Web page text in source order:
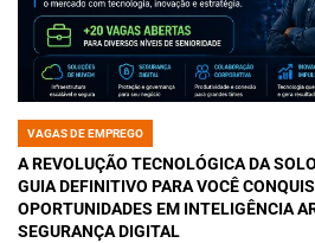
POSTED
IN
VAGAS DE EMPREGO
A REVOLUÇÃO TECNOLÓGICA DA
GUIA DEFINITIVO PARA VOCÊ
OPORTUNIDADES EM INTELIGÊNCIA
SEGURANÇA DIGITAL